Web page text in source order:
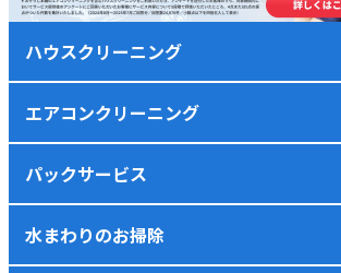
ハウスクリーニング
エアコンクリーニング
パックサービス
水まわりのお掃除